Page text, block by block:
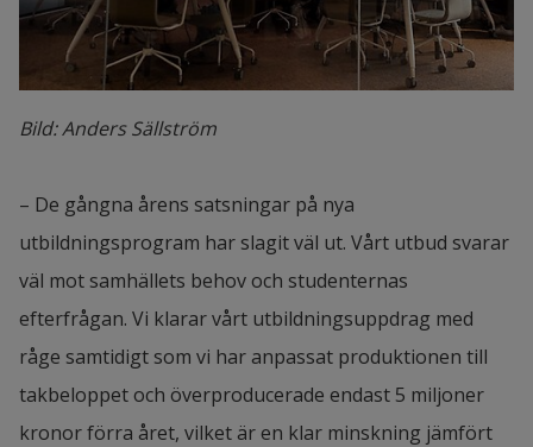
Bild: Anders Sällström
– De gångna årens satsningar på nya
utbildningsprogram har slagit väl ut. Vårt utbud svarar
väl mot samhällets behov och studenternas
efterfrågan. Vi klarar vårt utbildningsuppdrag med
råge samtidigt som vi har anpassat produktionen till
takbeloppet och överproducerade endast 5 miljoner
kronor förra året, vilket är en klar minskning jämfört